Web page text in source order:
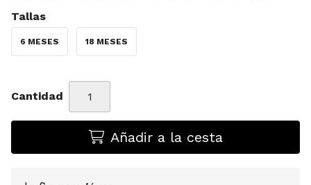
Tallas
6 MESES 18 MESES
Cantidad
Añadir a la cesta